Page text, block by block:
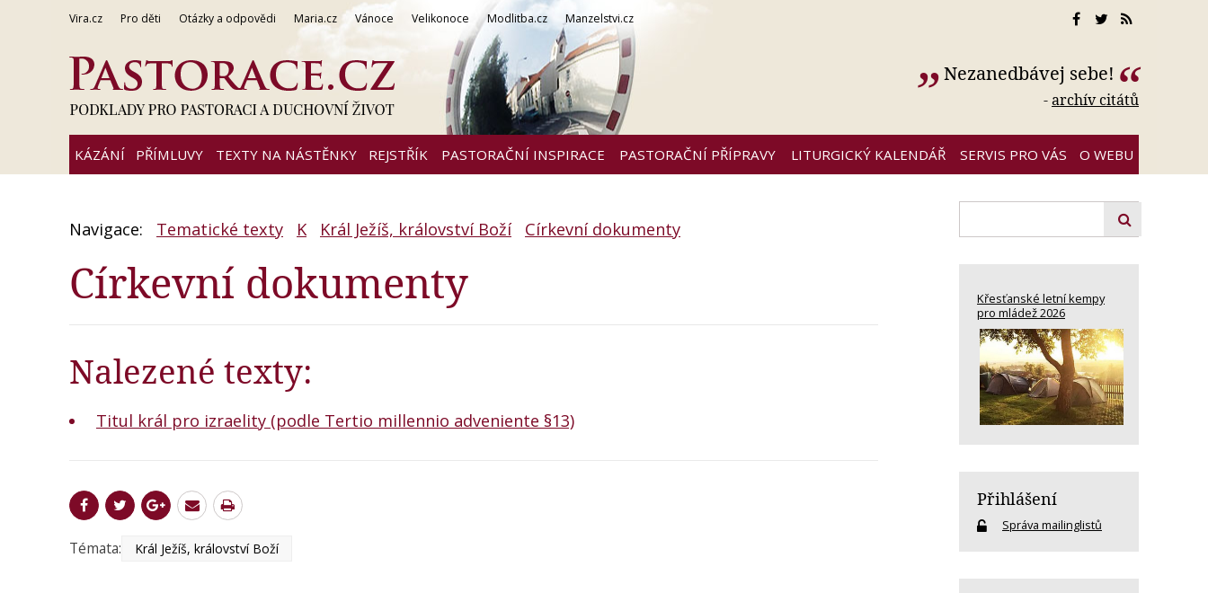
Vira.cz Pro děti Otázky a odpovědi Maria.cz Vánoce Velikonoce Modlitba.cz Manzelstvi.cz
Nezanedbávej sebe!
-archív citátů
KÁZÁNÍ PŘÍMLUVY TEXTY NA NÁSTĚNKY REJSTŘÍK PASTORAČNÍ INSPIRACE PASTORAČNÍ PŘÍPRAVY LITURGICKÝ KALENDÁŘ SERVIS PRO VÁS O WEBU
Navigace: Tematické texty K Král Ježíš, království Boží Církevní dokumenty
Církevní dokumenty
Nalezené texty:
Titul král pro izraelity (podle Tertio millennio adveniente §13)
Témata: Král Ježíš, království Boží
Křesťanské letní kempy
pro mládež 2026
Přihlášení
Správa mailinglistů